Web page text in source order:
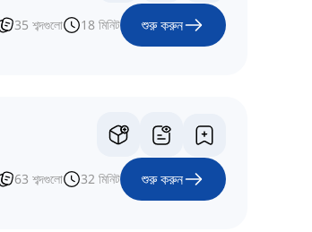
35 শব্দগুলো 18 মিনিট শুরু করুন
63 শব্দগুলো 32 মিনিট শুরু করুন